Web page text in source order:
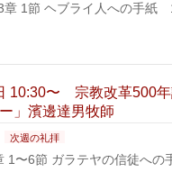
1節 ヘブライ人への手紙
10:30〜 宗教改革500
」濱邊達男牧師
次週の礼拝
〜6節 ガラテヤの信徒へ